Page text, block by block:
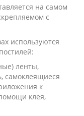
на самом
с
используются
ленты,
самоклеящиеся
к
клея,